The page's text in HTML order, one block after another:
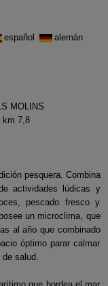
español
alemán
MOLINS
km 7,8
pesquera. Combina
actividades lúdicas y
pescado fresco y
un microclima, que
al año que combinado
óptimo parar calmar
salud.